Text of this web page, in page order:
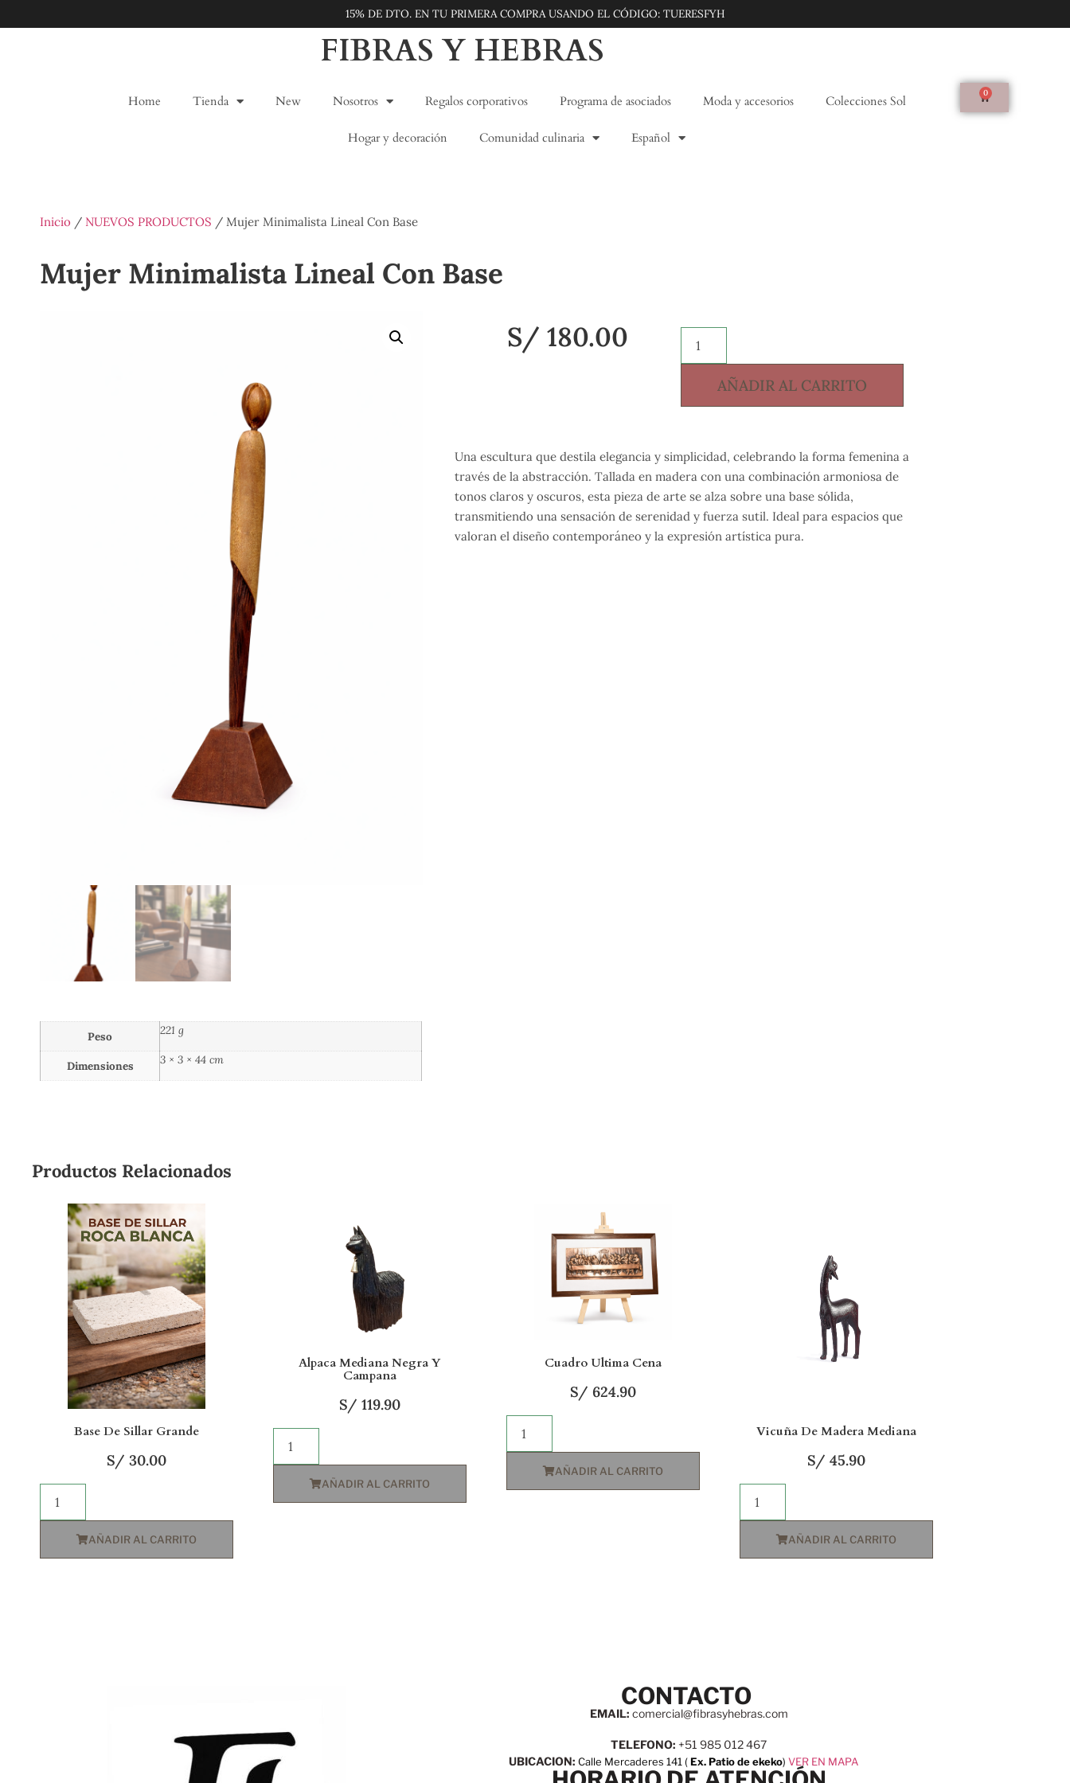
15% DE DTO. EN TU PRIMERA COMPRA USANDO EL CÓDIGO: TUERESFYH
FIBRAS Y HEBRAS
Home Tienda New Nosotros Regalos corporativos Programa de asociados Moda y accesorios Colecciones Sol
Hogar y decoración Comunidad culinaria Español
0
Inicio / NUEVOS PRODUCTOS / Mujer Minimalista Lineal Con Base
Mujer Minimalista Lineal Con Base
Peso 221 g
Dimensiones 3 × 3 × 44 cm
S/ 180.00
AÑADIR AL CARRITO
Una escultura que destila elegancia y simplicidad, celebrando la forma femenina a
través de la abstracción. Tallada en madera con una combinación armoniosa de
tonos claros y oscuros, esta pieza de arte se alza sobre una base sólida,
transmitiendo una sensación de serenidad y fuerza sutil. Ideal para espacios que
valoran el diseño contemporáneo y la expresión artística pura.
Productos Relacionados
Base De Sillar Grande
S/ 30.00
AÑADIR AL CARRITO
Alpaca Mediana Negra Y
Campana
S/ 119.90
AÑADIR AL CARRITO
Cuadro Ultima Cena
S/ 624.90
AÑADIR AL CARRITO
Vicuña De Madera Mediana
S/ 45.90
AÑADIR AL CARRITO
CONTACTO
EMAIL: comercial@fibrasyhebras.com
TELEFONO: +51 985 012 467
UBICACION:Calle Mercaderes 141 (Ex. Patio de ekeko)VER EN MAPA